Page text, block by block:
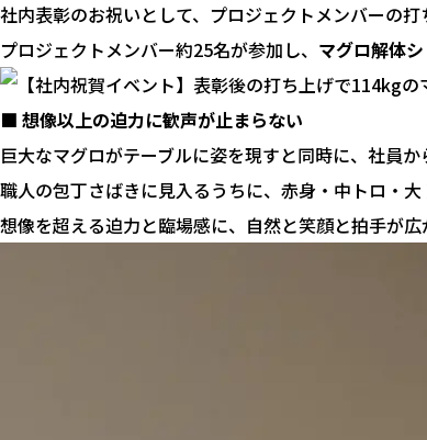
社内表彰のお祝いとして、プロジェクトメンバーの打
プロジェクトメンバー約25名が参加し、 マグロ解体
■ 想像以上の迫力に歓声が止まらない
巨大なマグロがテーブルに姿を現すと同時に、社員か
職人の包丁さばきに見入るうちに、赤身・中トロ・
想像を超える迫力と臨場感に、自然と笑顔と拍手が広